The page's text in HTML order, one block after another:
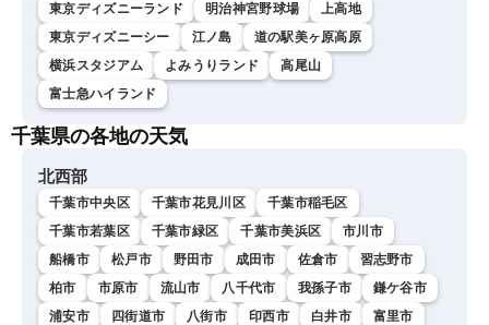
東京ディズニーランド 明治神宮野球場
上高地
東京ディズニーシー
江ノ島
道の駅美ヶ原高原
横浜スタジアム
よみうりランド
高尾山
富士急ハイランド
千葉県の各地の天気
北西部
千葉市中央区 千葉市花見川区
千葉市稲毛区
千葉市若葉区
千葉市緑区 千葉市美浜区
市川市
船橋市
松戸市 野田市 成田市 佐倉市
習志野市
柏市
市原市 流山市 八千代市 我孫子市
鎌ケ谷市
浦安市
四街道市 八街市 印西市 白井市 富里市